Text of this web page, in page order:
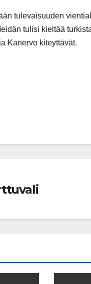
tulevaisuuden
tulisi kieltää
Kanervo kiteyttävät.